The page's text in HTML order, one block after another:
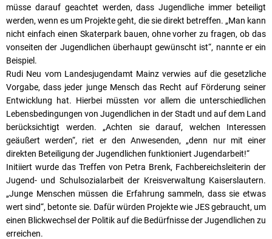
müsse darauf geachtet werden, dass Jugendliche immer beteiligt
werden, wenn es um Projekte geht, die sie direkt betreffen. „Man kann
nicht einfach einen Skaterpark bauen, ohne vorher zu fragen, ob das
vonseiten der Jugendlichen überhaupt gewünscht ist“, nannte er ein
Beispiel.
Rudi Neu vom Landesjugendamt Mainz verwies auf die gesetzliche
Vorgabe, dass jeder junge Mensch das Recht auf Förderung seiner
Entwicklung hat. Hierbei müssten vor allem die unterschiedlichen
Lebensbedingungen von Jugendlichen in der Stadt und auf dem Land
berücksichtigt werden. „Achten sie darauf, welchen Interessen
geäußert werden“, riet er den Anwesenden, „denn nur mit einer
direkten Beteiligung der Jugendlichen funktioniert Jugendarbeit!“
Initiiert wurde das Treffen von Petra Brenk, Fachbereichsleiterin der
Jugend- und Schulsozialarbeit der Kreisverwaltung Kaiserslautern.
„Junge Menschen müssen die Erfahrung sammeln, dass sie etwas
wert sind“, betonte sie. Dafür würden Projekte wie JES gebraucht, um
einen Blickwechsel der Politik auf die Bedürfnisse der Jugendlichen zu
erreichen.